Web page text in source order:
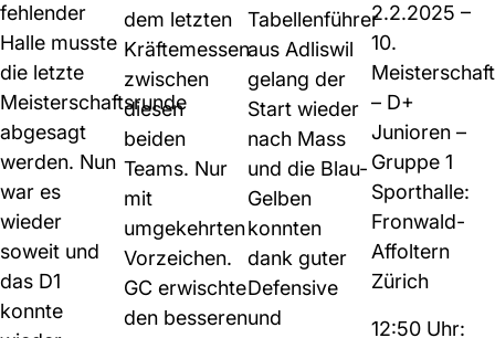
fehlender
Halle musste
die letzte
Meisterschaftsrunde
abgesagt
werden. Nun
war es
wieder
soweit und
das D1
konnte
dem letzten
Kräftemessen
zwischen
diesen
beiden
Teams. Nur
mit
umgekehrten
Vorzeichen.
GC erwischte
den besseren
Tabellenführer
aus Adliswil
gelang der
Start wieder
nach Mass
und die Blau-
Gelben
konnten
dank guter
Defensive
und
2.2.2025 –
10.
– D+
Junioren –
Gruppe 1
Sporthalle:
Fronwald-
Affoltern
Zürich
12:50 Uhr: